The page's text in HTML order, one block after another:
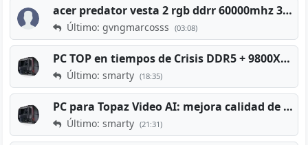
acer predator vesta 2 rgb ddrr 60000mhz 32gb x2 16gb
Último: gvngmarcosss (03:08)
PC TOP en tiempos de Crisis DDR5 + 9800X3D + RTX 5080 [2026][2400€]
Último: smarty (18:35)
PC para Topaz Video AI: mejora calidad de vídeos viejos
Último: smarty (21:31)